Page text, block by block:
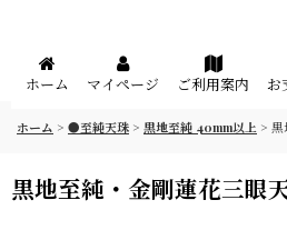
メニュー
ホーム マイページ ご利用案内 お
ホーム > ●至純天珠 > 黒地至純 40mm以上 > 黒
黒地至純・金剛蓮花三眼